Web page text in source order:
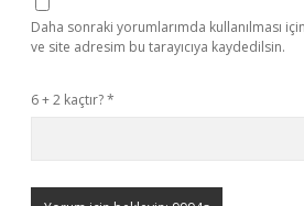
Daha sonraki yorumlarımda kullanılması
ve site adresim bu tarayıcıya kaydedilsin.
6 + 2 kaçtır?*